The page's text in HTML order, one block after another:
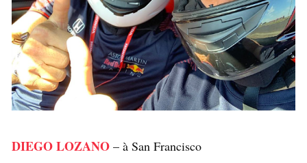
DIEGO LOZANO – à San Francisco